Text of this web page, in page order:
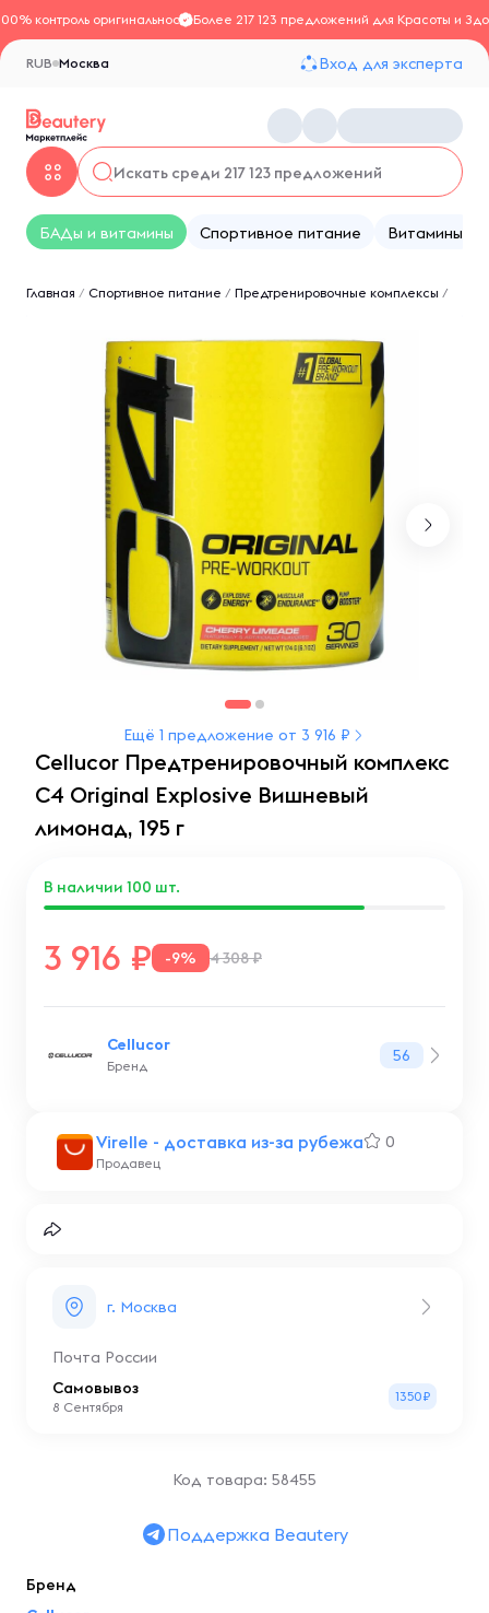
контроль оригинальностиБолее 217 123 предложений для Красоты и
Москва
RUB Вход для эксперта
БАДы и витамины Спортивное питание Витамины
Главная / Спортивное питание / Предтренировочные комплексы /
Ещё 1 предложение от 3 916 ₽
Cellucor Предтренировочный комплекс
C4 Original Explosive Вишневый
лимонад, 195 г
Virelle - доставка из-за рубежа 0
Продавец
3 916 -9% 4 308 ₽
В наличии 100 шт.
Cellucor
Бренд
56
г. Москва
Почта России
Самовывоз
8 Сентября
1350₽
Код товара: 58455
Поддержка Beautery
Бренд